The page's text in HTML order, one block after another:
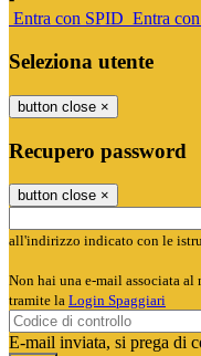
Entra con SPID Entra
Seleziona utente
button close ×
Recupero password
button close ×
all'indirizzo indicato con le
Non hai una e-mail associata
tramite la Login Spaggiari
E-mail inviata, si prega di